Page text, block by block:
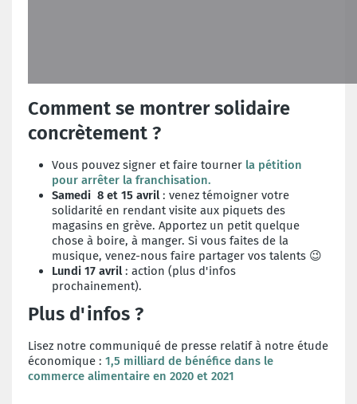
Comment se montrer solidaire
concrètement ?
Vous pouvez signer et faire tourner la pétition
pour arrêter la franchisation.
Samedi 8 et 15 avril: venez témoigner votre
solidarité en rendant visite aux piquets des
magasins en grève. Apportez un petit quelque
chose à boire, à manger. Si vous faites de la
musique, venez-nous faire partager vos talents 😉
Lundi 17 avril: action (plus d'infos
prochainement).
Plus d'infos ?
Lisez notre communiqué de presse relatif à notre étude
économique : 1,5 milliard de bénéfice dans le
commerce alimentaire en 2020 et 2021